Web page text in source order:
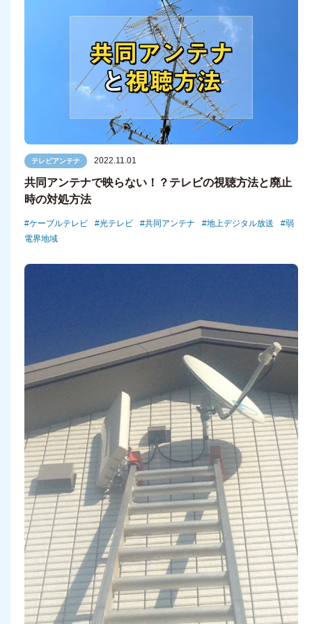
テレビアンテナ 2022.11.01
共同アンテナで映らない！？テレビの視聴方法と廃止
時の対処方法
ケーブルテレビ 光テレビ 共同アンテナ 地上デジタル放送
弱
電界地域